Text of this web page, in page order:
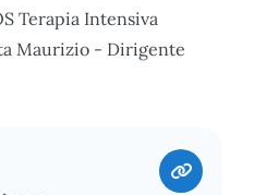
Terapia Intensiva
Maurizio - Dirigente